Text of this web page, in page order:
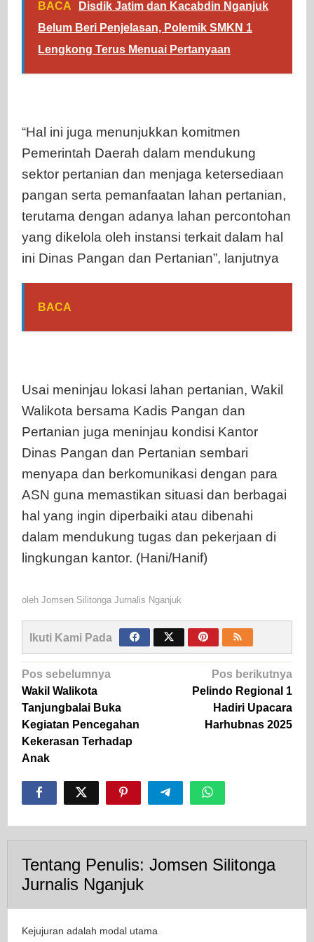
BACA
Disdik Jatim dan Kacabdin Nganjuk
Belum Beri Penjelasan, Polemik SMKN 1
Lengkong Terus Menuai Pertanyaan
“Hal ini juga menunjukkan komitmen
Pemerintah Daerah dalam mendukung
sektor pertanian dan menjaga ketersediaan
pangan serta pemanfaatan lahan pertanian,
terutama dengan adanya lahan percontohan
yang dikelola oleh instansi terkait dalam hal
ini Dinas Pangan dan Pertanian”, lanjutnya
BACA
Usai meninjau lokasi lahan pertanian, Wakil
Walikota bersama Kadis Pangan dan
Pertanian juga meninjau kondisi Kantor
Dinas Pangan dan Pertanian sembari
menyapa dan berkomunikasi dengan para
ASN guna memastikan situasi dan berbagai
hal yang ingin diperbaiki atau dibenahi
dalam mendukung tugas dan pekerjaan di
lingkungan kantor. (Hani/Hanif)
oleh Jomsen Silitonga Jurnalis Nganjuk
Ikuti Kami Pada
Navigasi
pos
Pos sebelumnya
Wakil Walikota
Tanjungbalai Buka
Kegiatan Pencegahan
Kekerasan Terhadap
Anak
Pos berikutnya
Pelindo Regional 1
Hadiri Upacara
Harhubnas 2025
Tentang Penulis: Jomsen Silitonga
Jurnalis Nganjuk
Kejujuran adalah modal utama